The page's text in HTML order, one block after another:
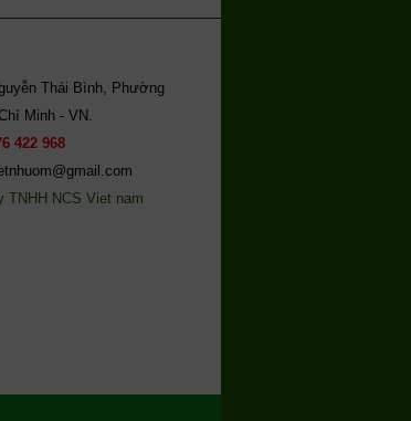
Thái Bình, Phường
Minh - VN.
422 968
TNHH NCS Viet nam